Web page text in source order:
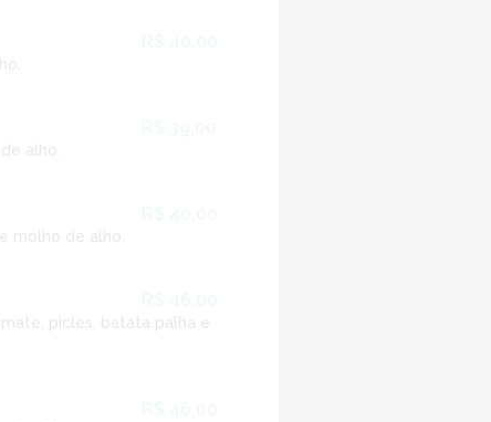
alho.
molho de alho.
picles, batata palha e